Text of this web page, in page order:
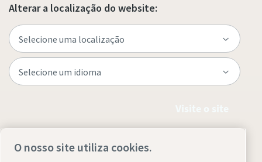
Alterar a localização do website:
O nosso site utiliza cookies.